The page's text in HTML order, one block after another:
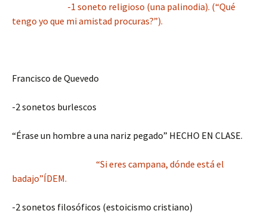
-1 soneto religioso (una palinodia). (“Qué
tengo yo que mi amistad procuras?”).
Francisco de Quevedo
-2 sonetos burlescos
“Érase un hombre a una nariz pegado” HECHO EN CLASE.
“Si eres campana, dónde está el
badajo”ÍDEM.
-2 sonetos filosóficos (estoicismo cristiano)